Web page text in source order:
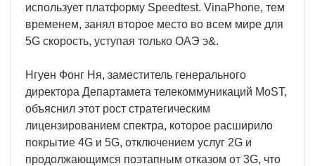
использует платформу Speedtest. VinaPhone, тем
временем, занял второе место во всем мире для
5G скорость, уступая только ОАЭ э&.
Нгуен Фонг Ня, заместитель генерального
директора Департамета телекоммуникаций MoST,
объяснил этот рост стратегическим
лицензированием спектра, которое расширило
покрытие 4G и 5G, отключением услуг 2G и
продолжающимся поэтапным отказом от 3G, что